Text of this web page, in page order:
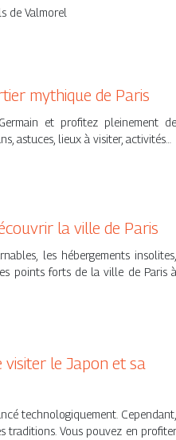
de Valmorel
mythique de Paris
et profitez pleinement de
astuces, lieux à visiter, activités…
la ville de Paris
les hébergements insolites,
points forts de la ville de Paris à
visiter le Japon et sa
technologiquement. Cependant,
traditions. Vous pouvez en profiter